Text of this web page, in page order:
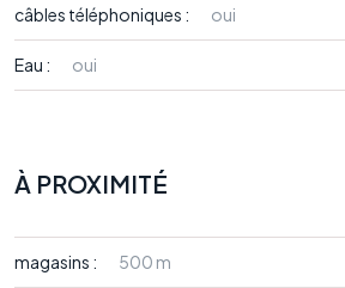
câbles téléphoniques : oui
Eau : oui
À PROXIMITÉ
magasins : 500 m